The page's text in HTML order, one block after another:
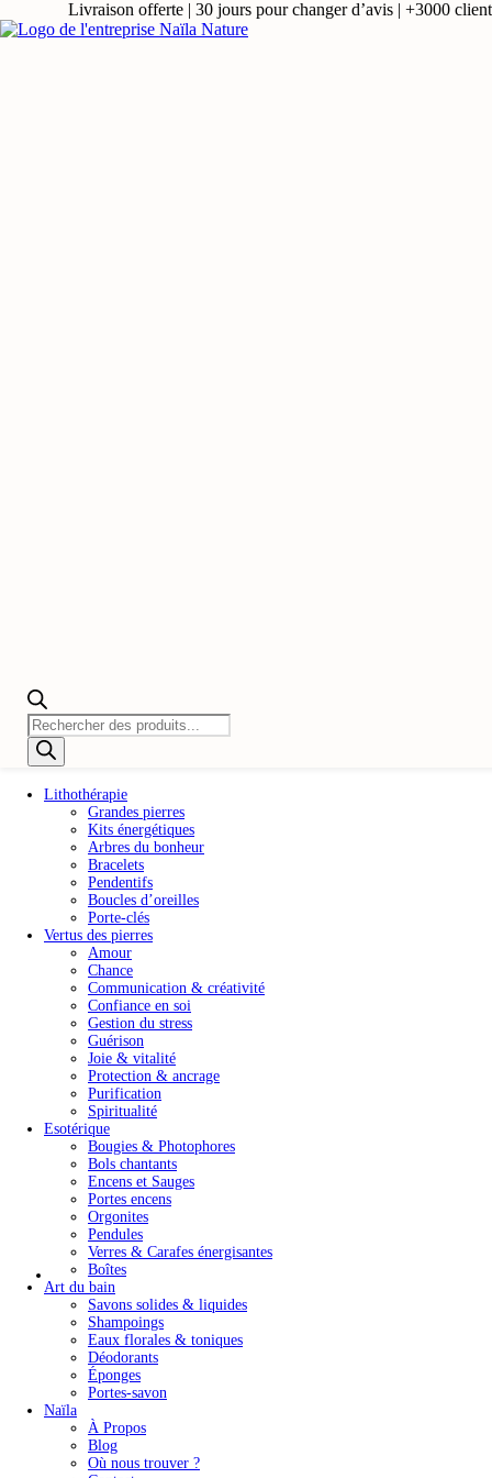
Livraison offerte | 30 jours pour changer d’avis | +3000
Recherche
de
produits
Lithothérapie
Grandes pierres
Kits énergétiques
Arbres du bonheur
Bracelets
Pendentifs
Boucles d’oreilles
Porte-clés
Vertus des pierres
Amour
Chance
Communication & créativité
Confiance en soi
Gestion du stress
Guérison
Joie & vitalité
Protection & ancrage
Purification
Spiritualité
Esotérique
Bougies & Photophores
Bols chantants
Encens et Sauges
Portes encens
Orgonites
Pendules
Verres & Carafes énergisantes
Boîtes
Art du bain
Savons solides & liquides
Shampoings
Eaux florales & toniques
Déodorants
Éponges
Portes-savon
Naïla
À Propos
Blog
Où nous trouver ?